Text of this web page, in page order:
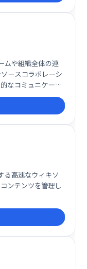
ムや組織全体の連
ースコラボレーシ
なコミュニケーシ
情報サイロを解消
率的なアクセスを
め、時間とコスト
の組織におけるコ
リューションで
る高速なウィキソ
ンテンツを管理し